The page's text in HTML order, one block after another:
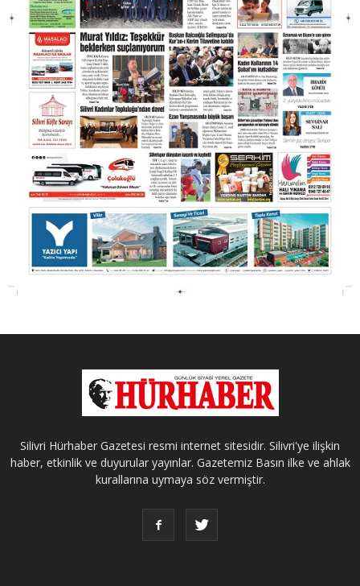
Silivri Hürhaber Gazetesi resmi internet sitesidir. Silivri'ye ilişkin
haber, etkinlik ve duyurular yayınlar. Gazetemiz Basın ilke ve ahlak
kurallarına uymaya söz vermiştir.